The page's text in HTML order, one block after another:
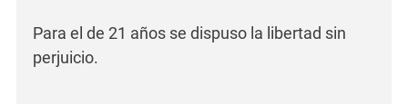
Para el de 21 años se dispuso la libertad sin
perjuicio.